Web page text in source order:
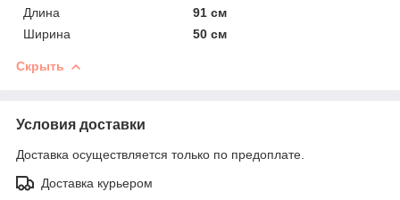
Длина
91 см
Ширина
50 см
Скрыть
Условия доставки
Доставка осуществляется только по предоплате.
Доставка курьером